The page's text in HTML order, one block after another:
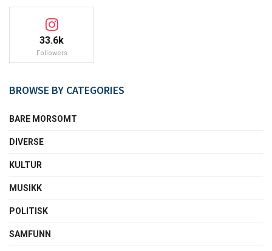
33.6k
Followers
BROWSE BY CATEGORIES
BARE MORSOMT
DIVERSE
KULTUR
MUSIKK
POLITISK
SAMFUNN